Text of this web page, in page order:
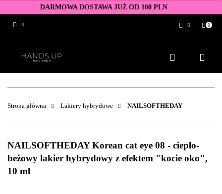
DARMOWA DOSTAWA JUŻ OD 100 PLN
Zarejestruj się
Dodaj zgłoszenie
Zgody cookies
0
Strona główna Lakiery hybrydowe NAILSOFTHEDAY
NAILSOFTHEDAY Korean cat eye 08 - ciepło-
beżowy lakier hybrydowy z efektem "kocie oko",
10 ml